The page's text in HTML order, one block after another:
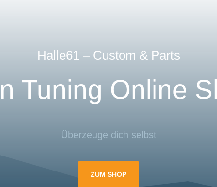
Halle61 – Custom & Parts
Tuning Online
Überzeuge dich selbst
ZUM SHOP